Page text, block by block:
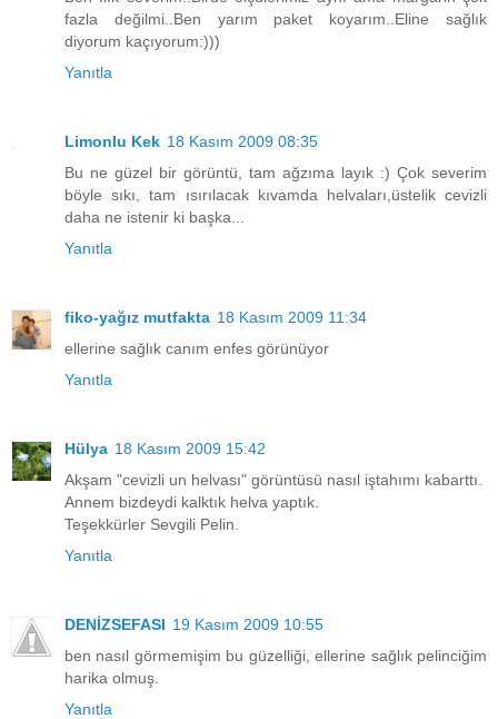
fazla değilmi..Ben yarım paket koyarım..Eline sağlık
diyorum kaçıyorum:)))
Yanıtla
Limonlu Kek 18 Kasım 2009 08:35
Bu ne güzel bir görüntü, tam ağzıma layık :) Çok severim
böyle sıkı, tam ısırılacak kıvamda helvaları,üstelik cevizli
daha ne istenir ki başka...
Yanıtla
fiko-yağız mutfakta 18 Kasım 2009 11:34
ellerine sağlık canım enfes görünüyor
Yanıtla
Hülya 18 Kasım 2009 15:42
Akşam "cevizli un helvası" görüntüsü nasıl iştahımı kabarttı.
Annem bizdeydi kalktık helva yaptık.
Teşekkürler Sevgili Pelin.
Yanıtla
DENİZSEFASI 19 Kasım 2009 10:55
ben nasıl görmemişim bu güzelliği, ellerine sağlık pelinciğim
harika olmuş.
Yanıtla